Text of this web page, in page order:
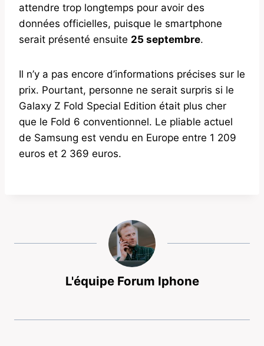
attendre trop longtemps pour avoir des
données officielles, puisque le smartphone
serait présenté ensuite 25 septembre.
Il n’y a pas encore d’informations précises sur le
prix. Pourtant, personne ne serait surpris si le
Galaxy Z Fold Special Edition était plus cher
que le Fold 6 conventionnel. Le pliable actuel
de Samsung est vendu en Europe entre 1 209
euros et 2 369 euros.
L'équipe Forum Iphone